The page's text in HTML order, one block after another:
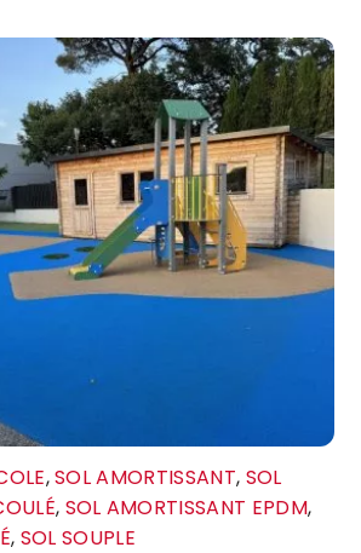
,SOL AMORTISSANT, SOL
, SOL AMORTISSANT EPDM,
, SOL SOUPLE